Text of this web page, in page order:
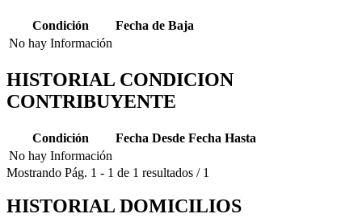
Condición
Fecha de Baja
No hay Información
HISTORIAL CONDICION
CONTRIBUYENTE
Condición Fecha Desde Fecha Hasta
No hay Información
Mostrando Pág. 1 - 1 de 1 resultados / 1
HISTORIAL DOMICILIOS